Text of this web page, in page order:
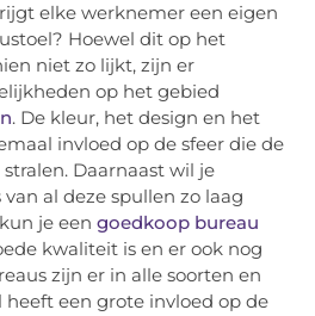
elke werknemer een eigen
Hoewel dit op het
niet zo lijkt, zijn er
op het gebied
. De kleur, het design en het
invloed op de sfeer die de
Daarnaast wil je
al deze spullen zo laag
je een goedkoop bureau
kwaliteit is en er ook nog
zijn er in alle soorten en
een grote invloed op de